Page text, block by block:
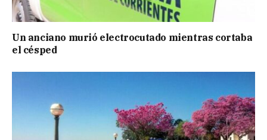
Un anciano murió electrocutado mientras cortaba
el césped